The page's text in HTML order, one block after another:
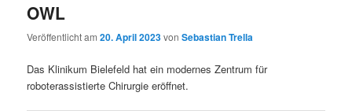
OWL
Veröffentlicht am20. April 2023vonSebastian Trella
Das Klinikum Bielefeld hat ein modernes Zentrum für
roboterassistierte Chirurgie eröffnet.